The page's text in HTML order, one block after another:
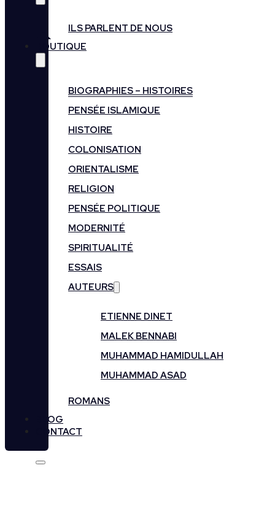
ILS PARLENT DE NOUS
BOUTIQUE
BIOGRAPHIES – HISTOIRES
PENSÉE ISLAMIQUE
HISTOIRE
COLONISATION
ORIENTALISME
RELIGION
PENSÉE POLITIQUE
MODERNITÉ
SPIRITUALITÉ
ESSAIS
AUTEURS
ETIENNE DINET
MALEK BENNABI
MUHAMMAD HAMIDULLAH
MUHAMMAD ASAD
ROMANS
BLOG
CONTACT